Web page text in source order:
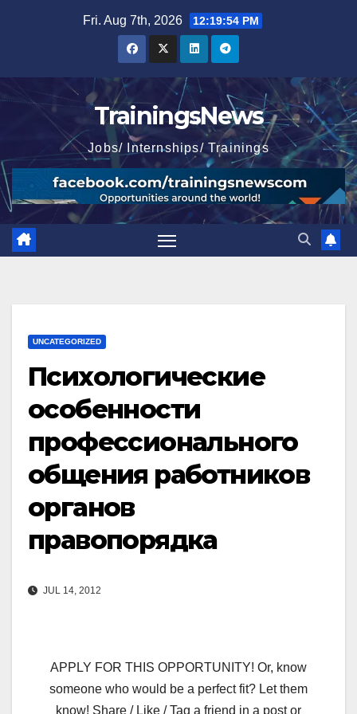
Fri. Aug 7th, 2026 12:19:55 PM
TrainingsNews
Jobs/ Internships/ Trainings
UNCATEGORIZED
Психологические
особенности
профессионального
общения работников
органов
правопорядка
JUL 14, 2012
APPLY FOR THIS OPPORTUNITY! Or, know
someone who would be a perfect fit? Let them
know! Share / Like / Tag a friend in a post or